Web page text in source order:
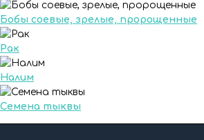
Бобы соевые, зрелые, пророщенные
Рак
Налим
Семена тыквы